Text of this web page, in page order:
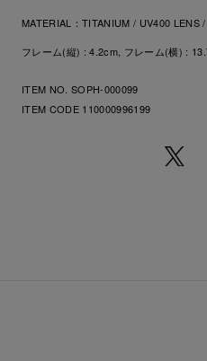
MATERIAL： TITANIUM / UV400 LENS
フレーム(縦) : 4.2cm, フレーム(横) :
ITEM NO. SOPH-000099
ITEM CODE 110000996199